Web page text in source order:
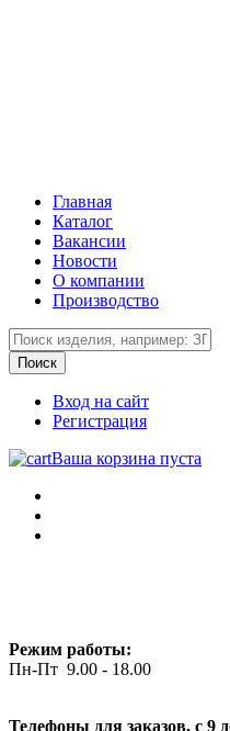
Главная
Каталог
Вакансии
Новости
О компании
Производство
Вход на сайт
Регистрация
Ваша корзина пуста
Режим работы:
Пн-Пт 9.00 - 18.00
Телефоны для заказов, c 9